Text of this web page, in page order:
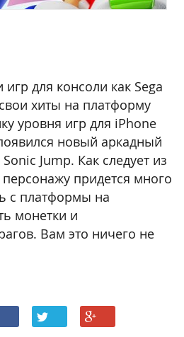
для консоли как Sega
хиты на платформу
уровня игр для iPhone
новый аркадный
Jump. Как следует из
придется много
с платформы на
монетки и
Вам это ничего не